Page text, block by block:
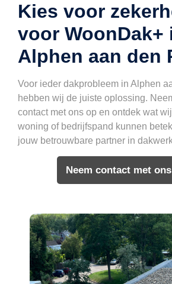
Kies voor
voor WoonDak+
Alphen aan den
Voor ieder dakprobleem in Alphen
hebben wij de juiste oplossing.
contact met ons op en ontdek wat
woning of bedrijfspand kunnen
jouw betrouwbare partner in
Neem contact met